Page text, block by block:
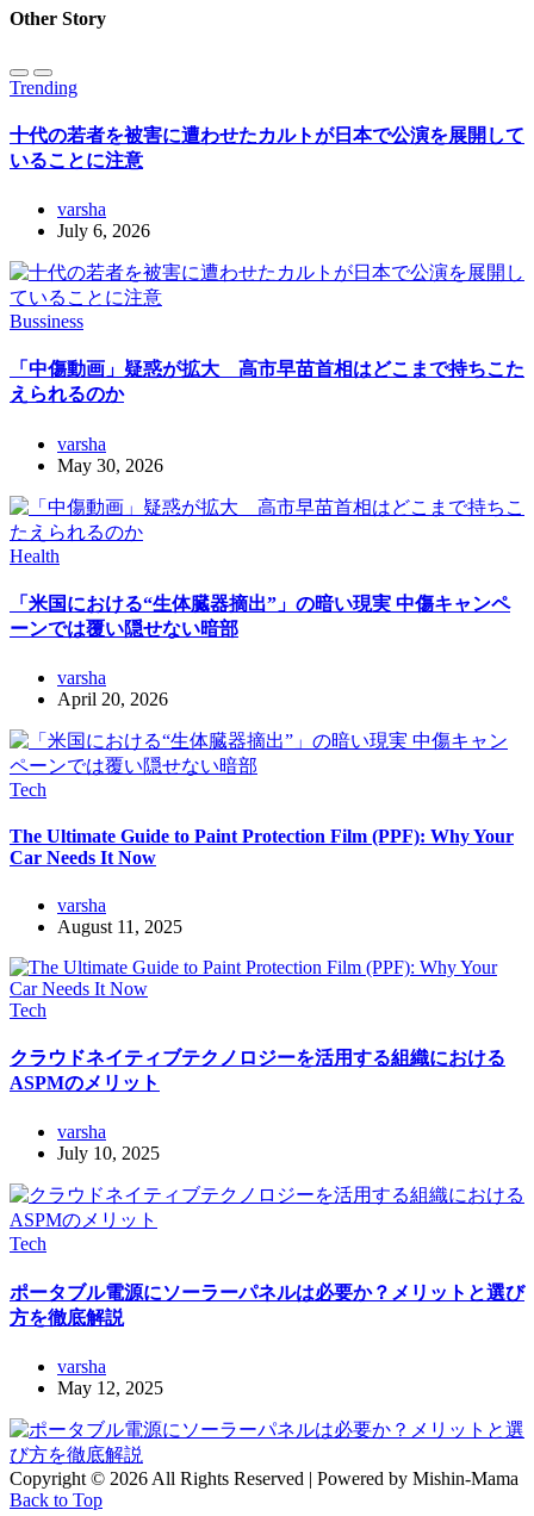
Other Story
Trending
十代の若者を被害に遭わせたカルトが日本で公演を展開して
いることに注意
varsha
July 6, 2026
Bussiness
「中傷動画」疑惑が拡大 高市早苗首相はどこまで持ちこた
えられるのか
varsha
May 30, 2026
Health
「米国における“生体臓器摘出”」の暗い現実 中傷キャンペ
ーンでは覆い隠せない暗部
varsha
April 20, 2026
Tech
The Ultimate Guide to Paint Protection Film (PPF): Why Your
Car Needs It Now
varsha
August 11, 2025
Tech
クラウドネイティブテクノロジーを活用する組織における
ASPMのメリット
varsha
July 10, 2025
Tech
ポータブル電源にソーラーパネルは必要か？メリットと選び
方を徹底解説
varsha
May 12, 2025
Copyright © 2026 All Rights Reserved | Powered by Mishin-Mama
Back to Top